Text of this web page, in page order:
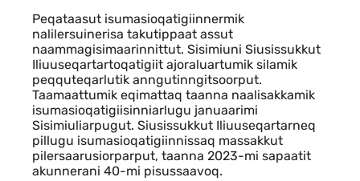
Peqataasut isumasioqatigiinnermik
nalilersuinerisa takutippaat assut
naammagisimaarinnittut. Sisimiuni Siusissukkut
Iliuuseqartartoqatigiit ajoraluartumik silamik
peqquteqarlutik anngutinngitsoorput.
Taamaattumik eqimattaq taanna naalisakkamik
isumasioqatigiisinniarlugu januaarimi
Sisimiuliarpugut. Siusissukkut Iliuuseqartarneq
pillugu isumasioqatigiinnissaq massakkut
pilersaarusiorparput, taanna 2023-mi sapaatit
akunnerani 40-mi pisussaavoq.